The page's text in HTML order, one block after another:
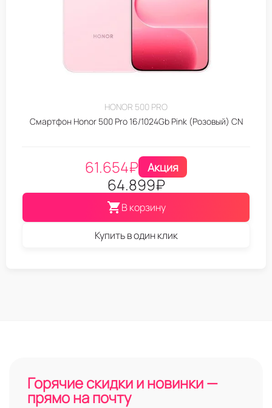
HONOR 500 PRO
Смартфон Honor 500 Pro 16/1024Gb Pink (Розовый) CN
61.654₽ Акция
64.899₽
В корзину
Купить в один клик
Горячие скидки и новинки —
прямо на почту